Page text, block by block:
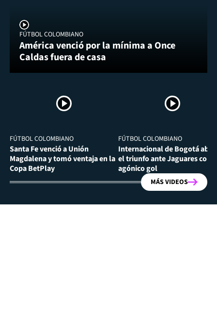
FÚTBOL COLOMBIANO
América venció por la mínima a Once
Caldas fuera de casa
FÚTBOL COLOMBIANO
Santa Fe venció a Unión
Magdalena y tomó ventaja en la
Copa BetPlay
FÚTBOL COLOMBIANO
Internacional de Bogotá
el triunfo ante Jaguares con
agónico gol
MÁS VIDEOS